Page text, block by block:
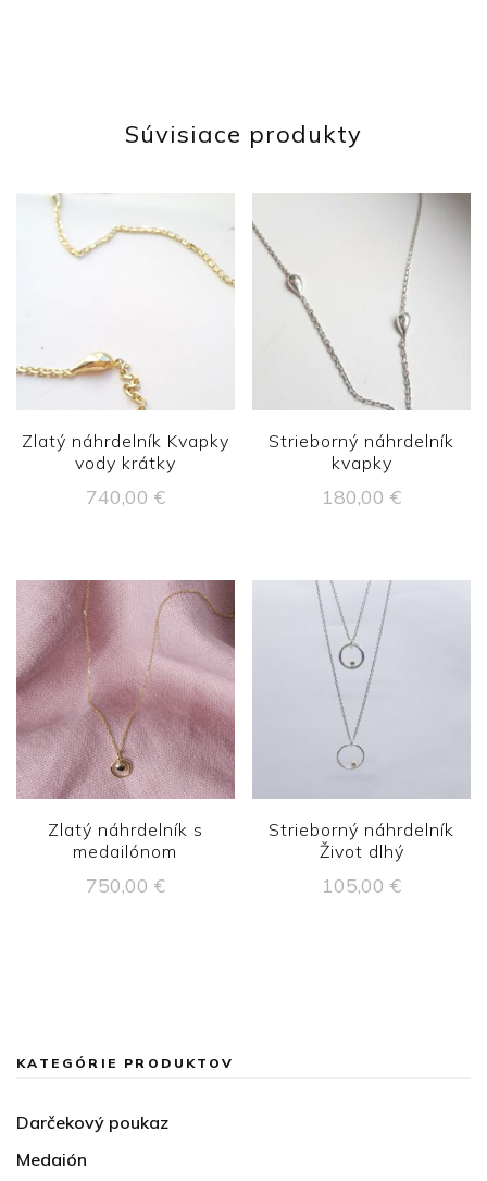
Súvisiace produkty
Zlatý náhrdelník Kvapky
vody krátky
740,00 €
Strieborný náhrdelník
kvapky
180,00€
Zlatý náhrdelník s
medailónom
750,00 €
Strieborný náhrdelník
Život dlhý
105,00€
KATEGÓRIE PRODUKTOV
Darčekový poukaz
Medaión